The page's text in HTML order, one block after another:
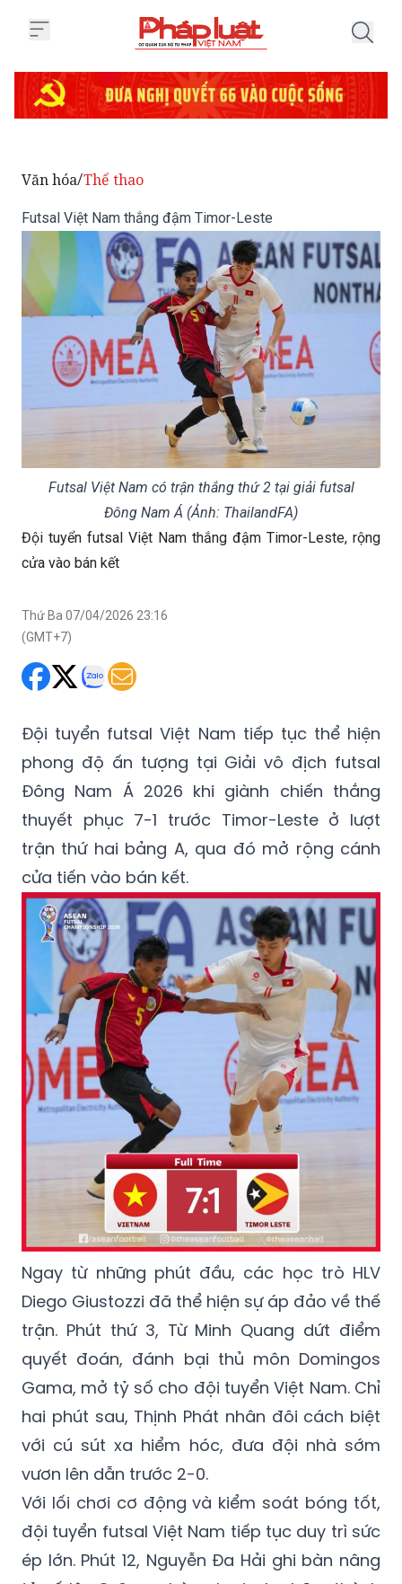
Futsal Việt Nam thắng đậm Timor-Leste
Futsal Việt Nam có trận thắng thứ 2 tại giải futsal
Đông Nam Á (Ảnh: ThailandFA)
Đội tuyển futsal Việt Nam thắng đậm Timor-Leste, rộng
cửa vào bán kết
Thứ Ba 07/04/2026 23:16
Đội tuyển futsal Việt Nam tiếp tục thể hiện
Đông Nam Á 2026 khi giành chiến thắng
thuyết phục 7-1 trước Timor-Leste ở lượt
trận thứ hai bảng A, qua đó mở rộng cánh
cửa tiến vào bán kết.
Ngay từ những phút đầu, các học trò HLV
Diego Giustozzi đã thể hiện sự áp đảo về thế
trận. Phút thứ 3, Từ Minh Quang dứt điểm
quyết đoán, đánh bại thủ môn Domingos
Gama, mở tỷ số cho đội tuyển Việt Nam. Chỉ
hai phút sau, Thịnh Phát nhân đôi cách biệt
với cú sút xa hiểm hóc, đưa đội nhà sớm
vươn lên dẫn trước 2-0.
Với lối chơi cơ động và kiểm soát bóng tốt,
đội tuyển futsal Việt Nam tiếp tục duy trì sức
ép lớn. Phút 12, Nguyễn Đa Hải ghi bàn nâng
tỷ số lên 3-0 sau hàng loạt pha hãm thành
liên tiếp. Trước khi hiệp một khép lại, cầu thủ